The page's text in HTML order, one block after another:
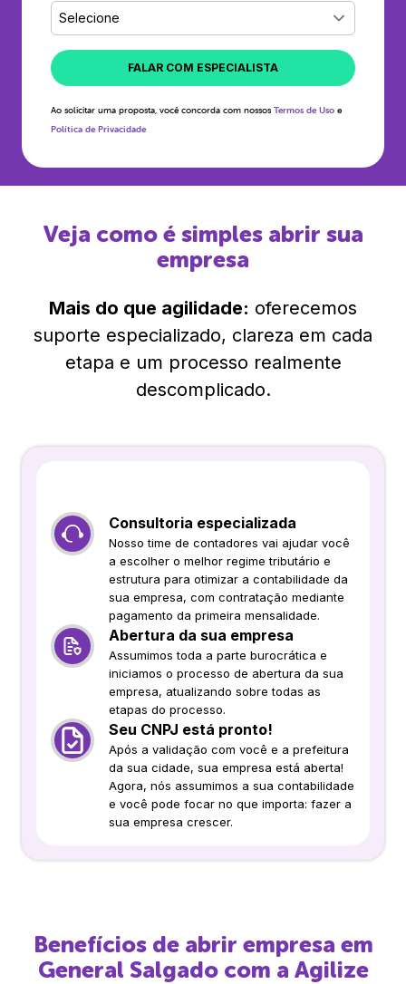
Selecione
FALAR COM ESPECIALISTA
Ao solicitar uma proposta, você concorda com nossos Termos de Uso e
Política de Privacidade
Veja como é simples abrir sua
empresa
Mais do que agilidade: oferecemos
suporte especializado, clareza em cada
etapa e um processo realmente
descomplicado.
Consultoria especializada
Nosso time de contadores vai ajudar você
a escolher o melhor regime tributário e
estrutura para otimizar a contabilidade da
sua empresa, com contratação mediante
pagamento da primeira mensalidade.
Abertura da sua empresa
Assumimos toda a parte burocrática e
iniciamos o processo de abertura da sua
empresa, atualizando sobre todas as
etapas do processo.
Seu CNPJ está pronto!
Após a validação com você e a prefeitura
da sua cidade, sua empresa está aberta!
Agora, nós assumimos a sua contabilidade
e você pode focar no que importa: fazer a
sua empresa crescer.
Benefícios de abrir empresa em
General Salgadocom a Agilize